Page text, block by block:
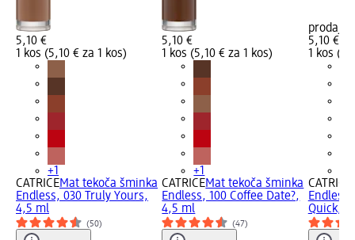
5,10 €
1 kos (5,10 € za 1 kos)
+1
CATRICEMat tekoča šminka
Endless, 030 Truly Yours,
4,5 ml
(50)
5,10 €
1 kos (5,10 € za 1 kos)
+1
CATRICEMat tekoča šminka
Endless, 100 Coffee Date?,
4,5 ml
(47)
5,10 €
1 kos
CATRICE
Quick,